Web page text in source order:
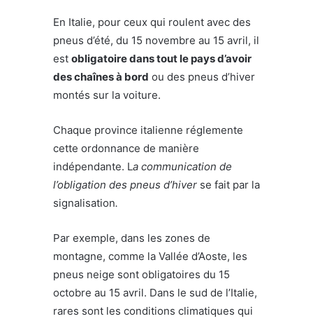
En Italie, pour ceux qui roulent avec des
pneus d’été, du 15 novembre au 15 avril, il
est obligatoire dans tout le pays d’avoir
des chaînes à bord ou des pneus d’hiver
montés sur la voiture.
Chaque province italienne réglemente
cette ordonnance de manière
indépendante. La communication de
l’obligation des pneus d’hiver se fait par la
signalisation.
Par exemple, dans les zones de
montagne, comme la Vallée d’Aoste, les
pneus neige sont obligatoires du 15
octobre au 15 avril. Dans le sud de l’Italie,
rares sont les conditions climatiques qui